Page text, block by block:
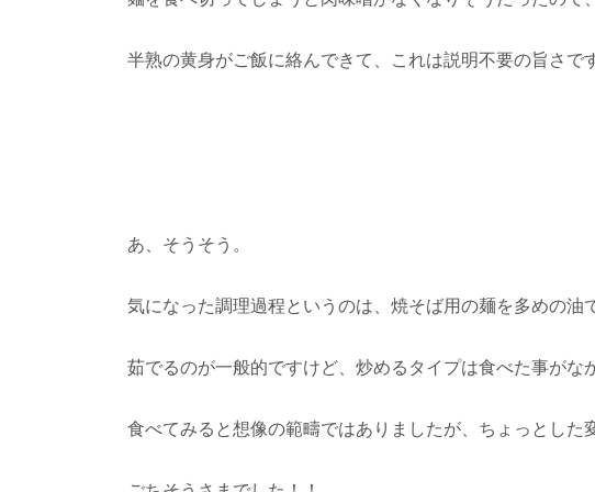
半熟の黄身がご飯に絡んできて、これは説明不要の旨さで
あ、そうそう。
気になった調理過程というのは、焼そば用の麺を多めの油
茹でるのが一般的ですけど、炒めるタイプは食べた事がな
食べてみると想像の範疇ではありましたが、ちょっとした